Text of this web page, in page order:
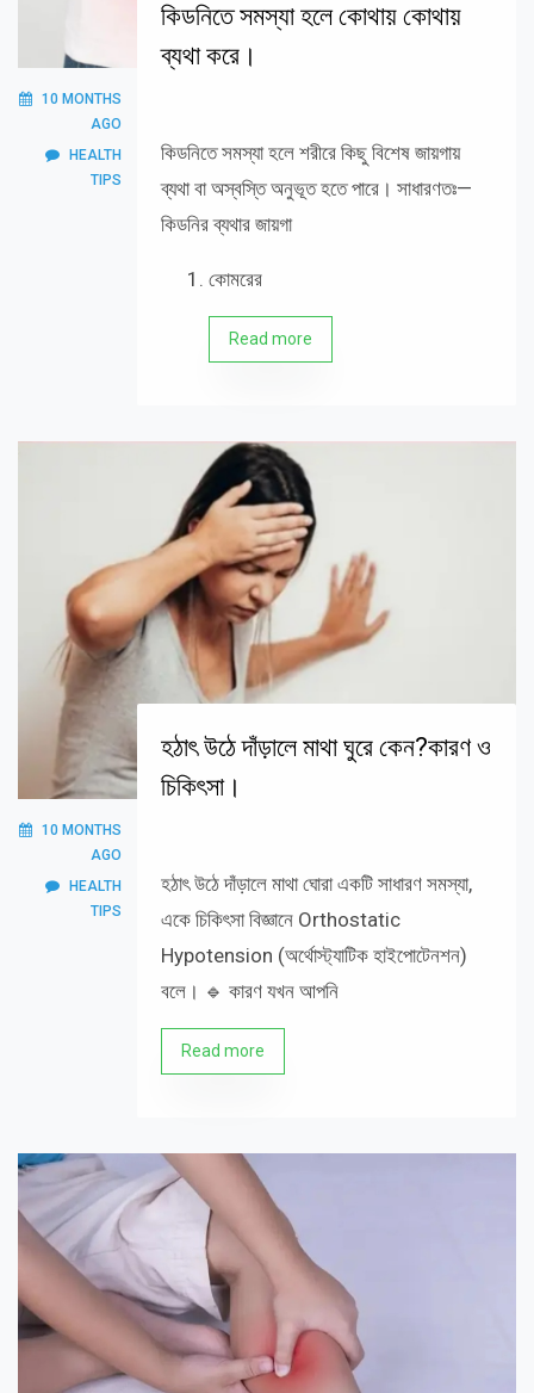
10 MONTHS
AGO
HEALTH
TIPS
কিডনিতে সমস্যা হলে কোথায় কোথায়
ব্যথা করে।
কিডনিতে সমস্যা হলে শরীরে কিছু বিশেষ জায়গায়
ব্যথা বা অস্বস্তি অনুভূত হতে পারে। সাধারণতঃ—
কিডনির ব্যথার জায়গা
কোমরের
Read more
10 MONTHS
AGO
HEALTH
TIPS
হঠাৎ উঠে দাঁড়ালে মাথা ঘুরে কেন?কারণ ও
চিকিৎসা।
হঠাৎ উঠে দাঁড়ালে মাথা ঘোরা একটি সাধারণ সমস্যা,
একে চিকিৎসা বিজ্ঞানে Orthostatic
Hypotension (অর্থোস্ট্যাটিক হাইপোটেনশন)
বলে। 🔹 কারণ যখন আপনি
Read more